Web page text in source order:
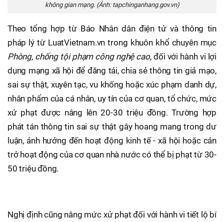
không gian mạng. (Ảnh: tapchinganhang.gov.vn)
Theo tổng hợp từ Báo Nhân dân điện tử và thông tin
pháp lý từ LuatVietnam.vn trong khuôn khổ chuyên mục
Phòng, chống tội phạm công nghệ cao, đối với hành vi lợi
dụng mạng xã hội để đăng tải, chia sẻ thông tin giả mạo,
sai sự thật, xuyên tạc, vu khống hoặc xúc phạm danh dự,
nhân phẩm của cá nhân, uy tín của cơ quan, tổ chức, mức
xử phạt được nâng lên 20-30 triệu đồng. Trường hợp
phát tán thông tin sai sự thật gây hoang mang trong dư
luận, ảnh hưởng đến hoạt động kinh tế - xã hội hoặc cản
trở hoạt động của cơ quan nhà nước có thể bị phạt từ 30-
50 triệu đồng.
Nghị định cũng nâng mức xử phạt đối với hành vi tiết lộ bí